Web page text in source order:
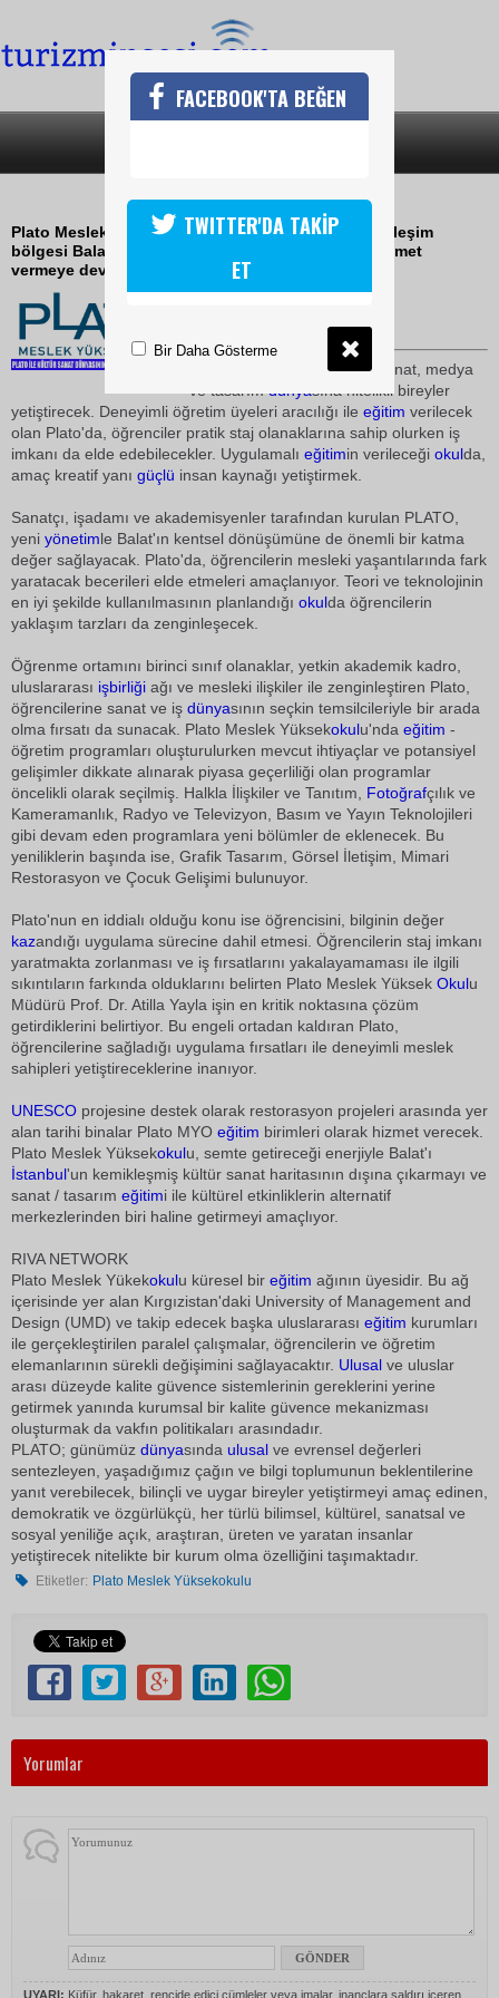
BALATA SANAT GELDİ
Plato Meslek Yüksekokulu, İstanbul'un en eski yerleşim
bölgesi Balat'ta kendisine ait tarihi mekanlarda hizmet
vermeye devam ediyor
Plato Meslek Yüksekokulu sanat, medya
ve tasarımdünyasına nitelikli bireyler
yetiştirecek. Deneyimli öğretim üyeleri aracılığı ile eğitim verilecek
olan Plato'da, öğrenciler pratik staj olanaklarına sahip olurken iş
imkanı da elde edebilecekler. Uygulamalı eğitimin verileceği okulda,
amaç kreatif yanı güçlü insan kaynağı yetiştirmek.
Sanatçı, işadamı ve akademisyenler tarafından kurulan PLATO,
yeni yönetimle Balat'ın kentsel dönüşümüne de önemli bir katma
değer sağlayacak. Plato'da, öğrencilerin mesleki yaşantılarında fark
yaratacak becerileri elde etmeleri amaçlanıyor. Teori ve teknolojinin
en iyi şekilde kullanılmasının planlandığı okulda öğrencilerin
yaklaşım tarzları da zenginleşecek.
Öğrenme ortamını birinci sınıf olanaklar, yetkin akademik kadro,
uluslararası işbirliği ağı ve mesleki ilişkiler ile zenginleştiren Plato,
öğrencilerine sanat ve iş dünyasının seçkin temsilcileriyle bir arada
olma fırsatı da sunacak. Plato Meslek Yüksekokulu'nda eğitim -
öğretim programları oluşturulurken mevcut ihtiyaçlar ve potansiyel
gelişimler dikkate alınarak piyasa geçerliliği olan programlar
öncelikli olarak seçilmiş. Halkla İlişkiler ve Tanıtım, Fotoğrafçılık ve
Kameramanlık, Radyo ve Televizyon, Basım ve Yayın Teknolojileri
gibi devam eden programlara yeni bölümler de eklenecek. Bu
yeniliklerin başında ise, Grafik Tasarım, Görsel İletişim, Mimari
Restorasyon ve Çocuk Gelişimi bulunuyor.
Plato'nun en iddialı olduğu konu ise öğrencisini, bilginin değer
kazandığı uygulama sürecine dahil etmesi. Öğrencilerin staj imkanı
yaratmakta zorlanması ve iş fırsatlarını yakalayamaması ile ilgili
sıkıntıların farkında olduklarını belirten Plato Meslek Yüksek Okulu
Müdürü Prof. Dr. Atilla Yayla işin en kritik noktasına çözüm
getirdiklerini belirtiyor. Bu engeli ortadan kaldıran Plato,
öğrencilerine sağladığı uygulama fırsatları ile deneyimli meslek
sahipleri yetiştireceklerine inanıyor.
UNESCO projesine destek olarak restorasyon projeleri arasında yer
alan tarihi binalar Plato MYO eğitim birimleri olarak hizmet verecek.
Plato Meslek Yüksekokulu, semte getireceği enerjiyle Balat'ı
İstanbul'un kemikleşmiş kültür sanat haritasının dışına çıkarmayı ve
sanat / tasarım eğitimi ile kültürel etkinliklerin alternatif
merkezlerinden biri haline getirmeyi amaçlıyor.
RIVA NETWORK
Plato Meslek Yükekokulu küresel bir eğitim ağının üyesidir. Bu ağ
içerisinde yer alan Kırgızistan'daki University of Management and
Design (UMD) ve takip edecek başka uluslararası eğitim kurumları
ile gerçekleştirilen paralel çalışmalar, öğrencilerin ve öğretim
elemanlarının sürekli değişimini sağlayacaktır. Ulusal ve uluslar
arası düzeyde kalite güvence sistemlerinin gereklerini yerine
getirmek yanında kurumsal bir kalite güvence mekanizması
oluşturmak da vakfın politikaları arasındadır.
PLATO; günümüz dünyasında ulusal ve evrensel değerleri
sentezleyen, yaşadığımız çağın ve bilgi toplumunun beklentilerine
yanıt verebilecek, bilinçli ve uygar bireyler yetiştirmeyi amaç edinen,
demokratik ve özgürlükçü, her türlü bilimsel, kültürel, sanatsal ve
sosyal yeniliğe açık, araştıran, üreten ve yaratan insanlar
yetiştirecek nitelikte bir kurum olma özelliğini taşımaktadır.
Etiketler: Plato Meslek Yüksekokulu
Yorumlar
UYARI: Küfür, hakaret, rencide edici cümleler veya imalar, inançlara saldırı içeren,
FACEBOOK'TA BEĞEN
TWITTER'DA TAKİP
ET
Bir Daha Gösterme